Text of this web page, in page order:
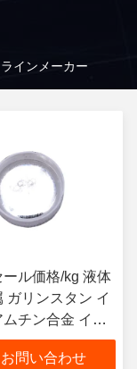
インメーカー
ール価格/kg 液体
ガリンスタン イ
ムチン合金 イン
バーインゴット
お問い合わせ